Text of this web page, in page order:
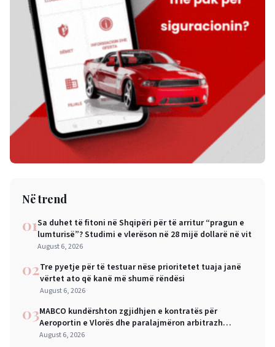
Në trend
01Sa duhet të fitoni në Shqipëri për të arritur “pragun e
lumturisë”? Studimi e vlerëson në 28 mijë dollarë në vit
August 6, 2026
02Tre pyetje për të testuar nëse prioritetet tuaja janë
vërtet ato që kanë më shumë rëndësi
August 6, 2026
03MABCO kundërshton zgjidhjen e kontratës për
Aeroportin e Vlorës dhe paralajmëron arbitrazh
ndërkombëtar
August 6, 2026